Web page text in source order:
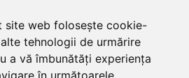
site web folosește cookie-
tehnologii de urmărire
a vă îmbunătăți experiența
în următoarele